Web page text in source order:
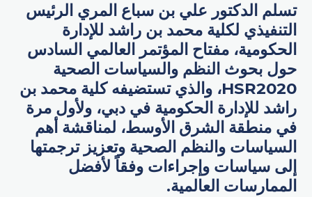
تسلم الدكتور علي بن سباع المري الرئيس
التنفيذي لكلية محمد بن راشد للإدارة
الحكومية، مفتاح المؤتمر العالمي السادس
حول بحوث النظم والسياسات الصحية
HSR2020، والذي تستضيفه كلية محمد بن
راشد للإدارة الحكومية في دبي، ولأول مرة
في منطقة الشرق الأوسط، لمناقشة أهم
السياسات والنظم الصحية وتعزيز ترجمتها
إلى سياسات وإجراءات وفقاً لأفضل
الممارسات العالمية.